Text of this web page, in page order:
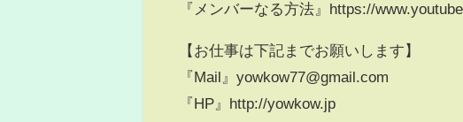
『メンバーなる方法』https://
【お仕事は下記までお願いします】
『Mail』yowkow77@gmail.com
『HP』http://yowkow.jp